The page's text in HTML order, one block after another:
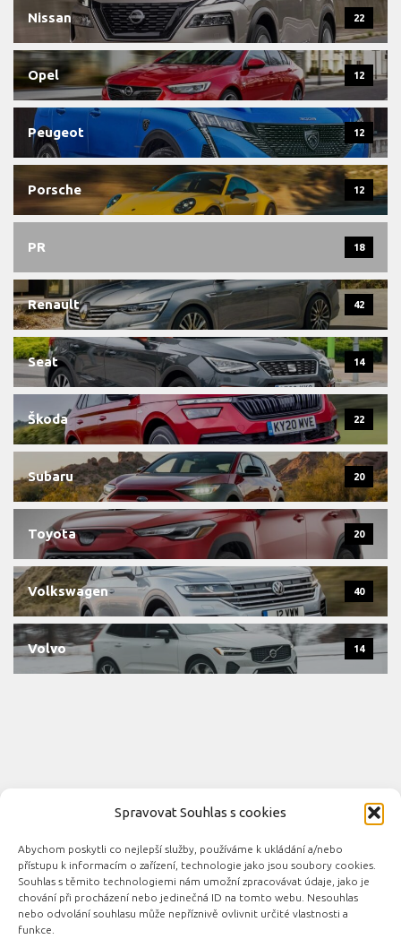
Spravovat Souhlas s cookies
Abychom poskytli co nejlepší služby, používáme k ukládání a/nebo
přístupu k informacím o zařízení, technologie jako jsou soubory cookies.
Souhlas s těmito technologiemi nám umožní zpracovávat údaje, jako je
chování při procházení nebo jedinečná ID na tomto webu. Nesouhlas
nebo odvolání souhlasu může nepříznivě ovlivnit určité vlastnosti a
funkce.
Nissan 22
Opel 12
Peugeot 12
Porsche 12
PR 18
Renault 42
Seat 14
Škoda 22
Subaru 20
Toyota 20
Volkswagen 40
Volvo 14
Novinky automobilového průmyslu © 2026. Všechna práva
vyhrazena.
Podporováno - Designed with the